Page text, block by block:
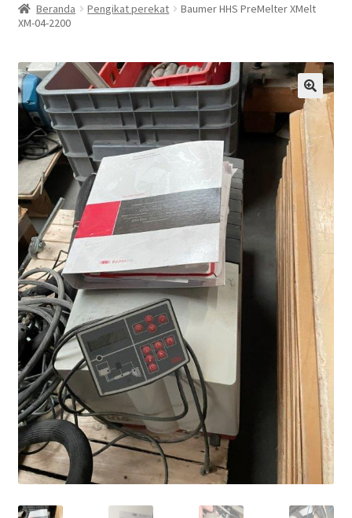
perlindungan data
Beranda Pengikat perekat
Baumer HHS PreMelter XMelt
XM-04-2200